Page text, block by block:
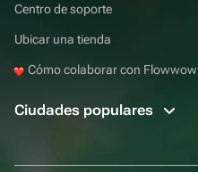
Centro de soporte
Ubicar una tienda
Cómo colaborar con Flowwow
Ciudades populares